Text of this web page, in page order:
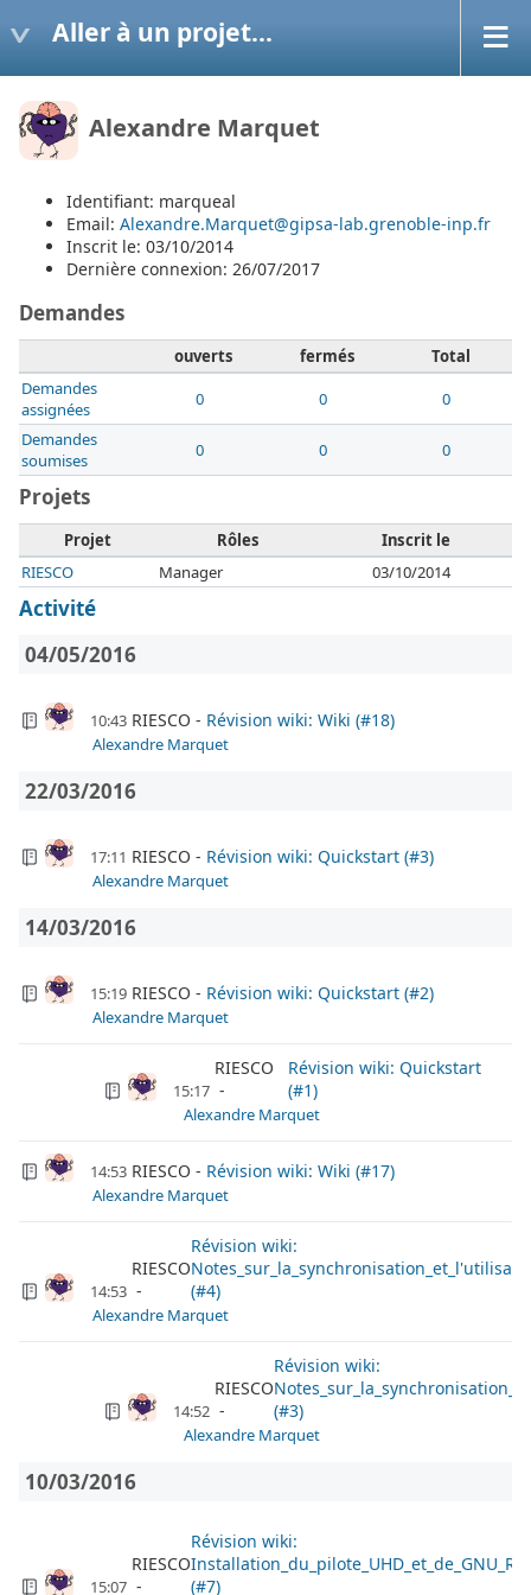
Aller à un projet...
Alexandre Marquet
Identifiant: marqueal
Email: Alexandre.Marquet@gipsa-lab.grenoble-inp.fr
Inscrit le: 03/10/2014
Dernière connexion: 26/07/2017
Demandes
ouverts fermés
Total
Demandes
assignées
0 0
0
Demandes
soumises
0 0 0
Projets
Projet Rôles
Inscrit le
RIESCO
Manager 03/10/2014
Activité
04/05/2016
10:43 RIESCO Révision wiki: Wiki (#18)
Alexandre Marquet
22/03/2016
17:11 RIESCO Révision wiki: Quickstart (#3)
Alexandre Marquet
14/03/2016
15:19 RIESCO Révision wiki: Quickstart (#2)
Alexandre Marquet
15:17
RIESCO
Révision wiki: Quickstart
(#1)
Alexandre Marquet
14:53 RIESCO Révision wiki: Wiki (#17)
Alexandre Marquet
14:53
RIESCO
Révision wiki:
(#4)
Alexandre Marquet
14:52
RIESCO
Révision wiki:
(#3)
Alexandre Marquet
10/03/2016
15:07
RIESCO
Révision wiki:
(#7)